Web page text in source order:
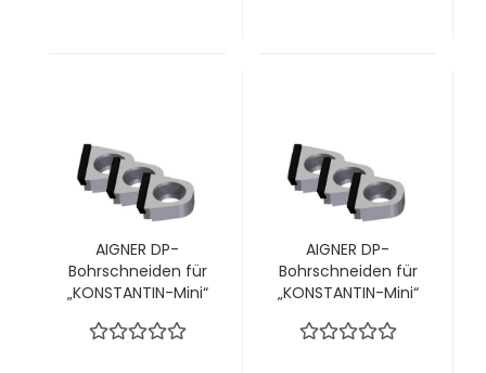
AIGNER DP-
Bohrschneiden für
„KONSTANTIN-Mini“
7x8x2,5mm; 1 VPE =
AIGNER DP-
Bohrschneiden für
„KONSTANTIN-Mini“
8x8x2,5mm; 1 VPE =